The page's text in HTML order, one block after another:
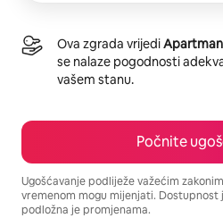
Ova zgrada vrijedi
se nalaze pogodnosti
vašem stanu.
Počnite
Ugošćavanje podliježe važećim
vremenom mogu mijenjati. Dostupnost
podložna je promjenama.